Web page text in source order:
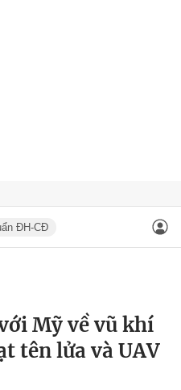
ĐH-CĐ
Mỹ về vũ khí
tên lửa và UAV